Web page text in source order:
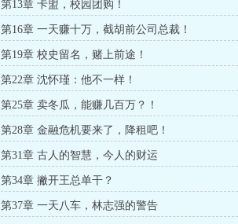
第13章 卡盟，校园团购！
第16章 一天赚十万，截胡前公司总裁！
第19章 校史留名，赌上前途！
第22章 沈怀瑾：他不一样！
第25章 卖冬瓜，能赚几百万？！
第28章 金融危机要来了，降租吧！
第31章 古人的智慧，今人的财运
第34章 撇开王总单干？
第37章 一天八车，林志强的警告